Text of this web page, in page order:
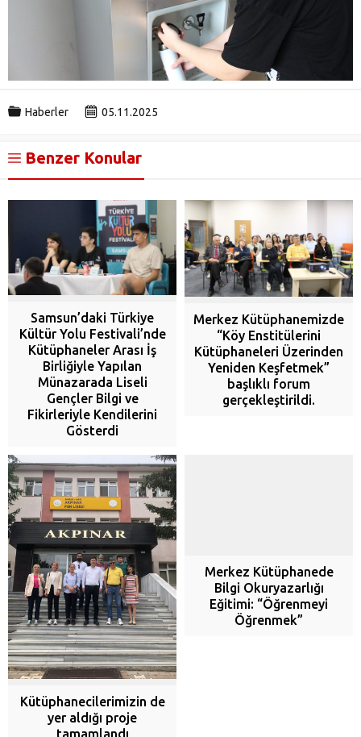
Haberler 05.11.2025
Benzer Konular
Samsun’daki Türkiye
Kültür Yolu Festivali’nde
Kütüphaneler Arası İş
Birliğiyle Yapılan
Münazarada Liseli
Gençler Bilgi ve
Fikirleriyle Kendilerini
Gösterdi
Merkez Kütüphanemizde
“Köy Enstitülerini
Kütüphaneleri Üzerinden
Yeniden Keşfetmek”
başlıklı forum
gerçekleştirildi.
Kütüphanecilerimizin de
yer aldığı proje
tamamlandı
Merkez Kütüphanede
Bilgi Okuryazarlığı
Eğitimi: “Öğrenmeyi
Öğrenmek”